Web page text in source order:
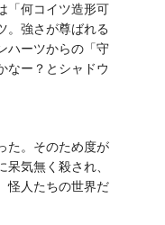
「何コイツ造形可
。強さが尊ばれる
ハーツからの「守
なー？とシャドウ
た。そのため度が
気無く殺され、
怪人たちの世界だ